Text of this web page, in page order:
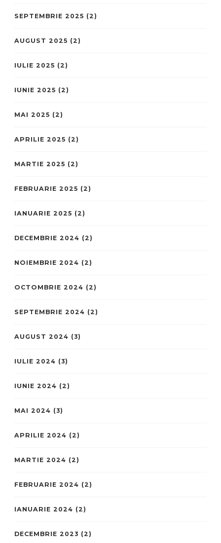
SEPTEMBRIE 2025 (2)
AUGUST 2025 (2)
IULIE 2025 (2)
IUNIE 2025 (2)
MAI 2025 (2)
APRILIE 2025 (2)
MARTIE 2025 (2)
FEBRUARIE 2025 (2)
IANUARIE 2025 (2)
DECEMBRIE 2024 (2)
NOIEMBRIE 2024 (2)
OCTOMBRIE 2024 (2)
SEPTEMBRIE 2024 (2)
AUGUST 2024 (3)
IULIE 2024 (3)
IUNIE 2024 (2)
MAI 2024 (3)
APRILIE 2024 (2)
MARTIE 2024 (2)
FEBRUARIE 2024 (2)
IANUARIE 2024 (2)
DECEMBRIE 2023 (2)